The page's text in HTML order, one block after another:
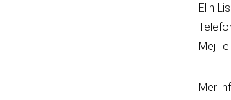
Elin
Mejl:
Mer